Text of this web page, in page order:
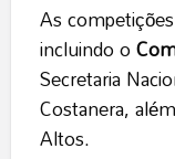
As
incluindo o
Secretaria
Costanera,
Altos.